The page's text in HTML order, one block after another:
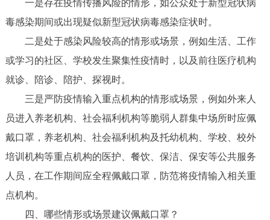
一是存在疫情传播风险的情形，如公众处于新型冠状病
毒感染期间或出现疑似新型冠状病毒感染症状时。
二是处于感染风险较高的情形或场景，例如生活、工作
或学习的社区、学校发生聚集性疫情时，以及前往医疗机构
就诊、陪诊、陪护、探视时。
三是严防疫情输入重点机构的情形或场景，例如外来人
员进入养老机构、社会福利机构等脆弱人群集中场所时应佩
戴口罩，养老机构、社会福利机构及托幼机构、学校、校外
培训机构等重点机构的医护、餐饮、保洁、保安等公共服务
人员，在工作期间应全程佩戴口罩，防范将疫情输入相关重
点机构。
四、哪些情形或场景建议佩戴口罩？